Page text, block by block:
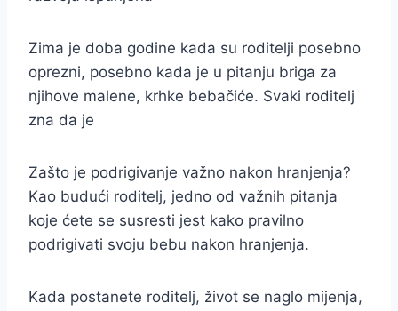
Zima je doba godine kada su roditelji posebno
oprezni, posebno kada je u pitanju briga za
njihove malene, krhke bebačiće. Svaki roditelj
zna da je
Zašto je podrigivanje važno nakon hranjenja?
Kao budući roditelj, jedno od važnih pitanja
koje ćete se susresti jest kako pravilno
podrigivati svoju bebu nakon hranjenja.
Kada postanete roditelj, život se naglo mijenja,